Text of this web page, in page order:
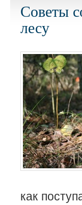
Советы
лесу
как